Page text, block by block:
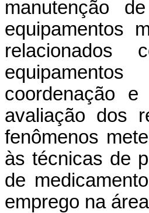
manutenção
equipamentos
relacionados
equipamentos
coordenação
avaliação dos
fenômenos
às técnicas de
de
emprego na